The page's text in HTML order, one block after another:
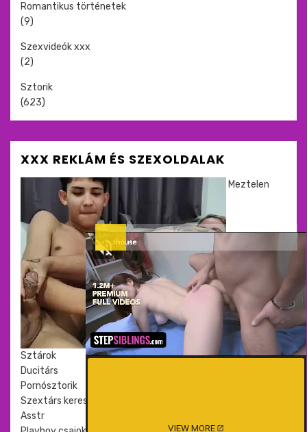
Romantikus történetek
(9)
Szexvideók xxx
(2)
Sztorik
(623)
XXX REKLÁM ÉS SZEXOLDALAK
Meztelen
Sztárok
Ducitárs
Pornósztorik
Szextárs kereső
Asstr
VIEW MORE